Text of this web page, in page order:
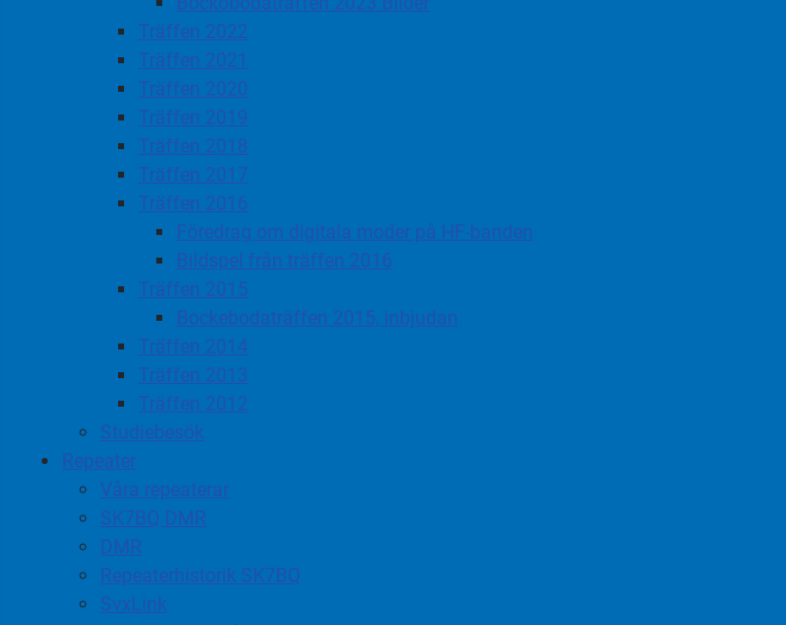
Träffen 2022
Träffen 2021
Träffen 2020
Träffen 2019
Träffen 2018
Träffen 2017
Träffen 2016
Föredrag om digitala moder på HF-banden
Bildspel från träffen 2016
Träffen 2015
Bockebodaträffen 2015, inbjudan
Träffen 2014
Träffen 2013
Träffen 2012
Studiebesök
Repeater
Våra repeaterar
SK7BQ DMR
DMR
Repeaterhistorik SK7BQ
SvxLink